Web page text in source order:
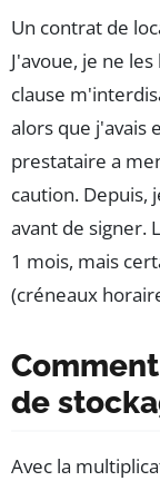
Un contrat de
J'avoue, je ne
clause
alors que j'avais
prestataire a
caution. Depuis,
avant de signer.
1 mois, mais
(créneaux
de
Avec la